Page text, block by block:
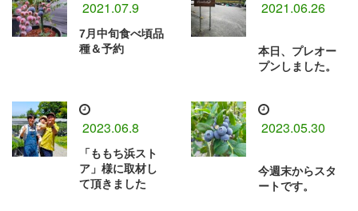
2021.07.9
7月中旬食べ頃品
種＆予約
2021.06.26
本日、プレオー
プンしました。
2023.06.8
「ももち浜スト
ア」様に取材し
て頂きました
2023.05.30
今週末からスタ
ートです。